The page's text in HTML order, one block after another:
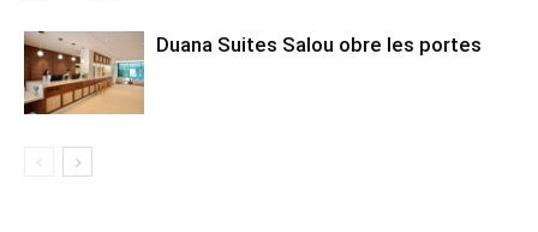
Duana Suites Salou obre les portes